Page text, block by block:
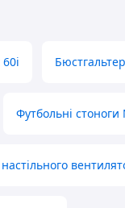
Футбольні